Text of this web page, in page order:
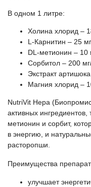
В одном 1 литре:
Холина хлорид –
L-Карнитин – 25
DL-метионин – 10
Сорбитол – 200 мг/
Экстракт
Магния хлорид –
NutriVit Hepa
активных ингредиентов,
метионин и сорбит,
в энергию, и
расторопши.
Преимущества
улучшает
Товари для коней
Товари для людей
Хозряд - хозтовары
Архив / Снято с